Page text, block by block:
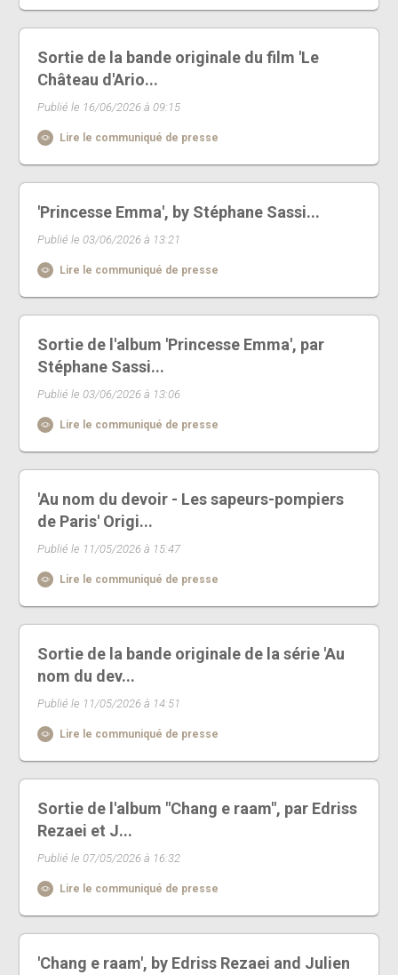
Sortie de la bande originale du film 'Le
Château d'Ario...
Publié le 16/06/2026 à 09:15
Lire le communiqué de presse
'Princesse Emma', by Stéphane Sassi...
Publié le 03/06/2026 à 13:21
Lire le communiqué de presse
Sortie de l'album 'Princesse Emma', par
Stéphane Sassi...
Publié le 03/06/2026 à 13:06
Lire le communiqué de presse
'Au nom du devoir - Les sapeurs-pompiers
de Paris' Origi...
Publié le 11/05/2026 à 15:47
Lire le communiqué de presse
Sortie de la bande originale de la série 'Au
nom du dev...
Publié le 11/05/2026 à 14:51
Lire le communiqué de presse
Sortie de l'album "Chang e raam", par Edriss
Rezaei et J...
Publié le 07/05/2026 à 16:32
Lire le communiqué de presse
'Chang e raam', by Edriss Rezaei and Julien